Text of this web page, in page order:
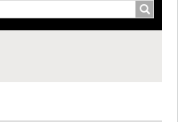
ordre décroissant